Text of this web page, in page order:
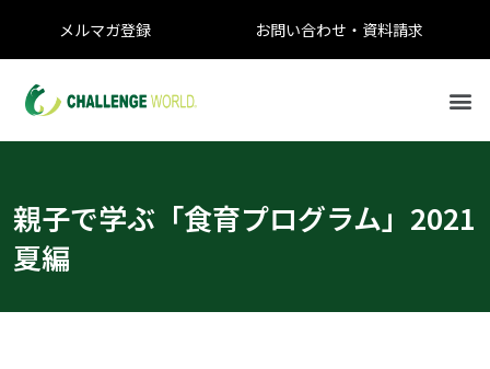
メルマガ登録 お問い合わせ・資料請求
親子で学ぶ「食育プログラム」2021
夏編